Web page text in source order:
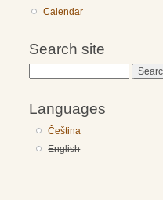
Calendar
Search site
Languages
Čeština
English